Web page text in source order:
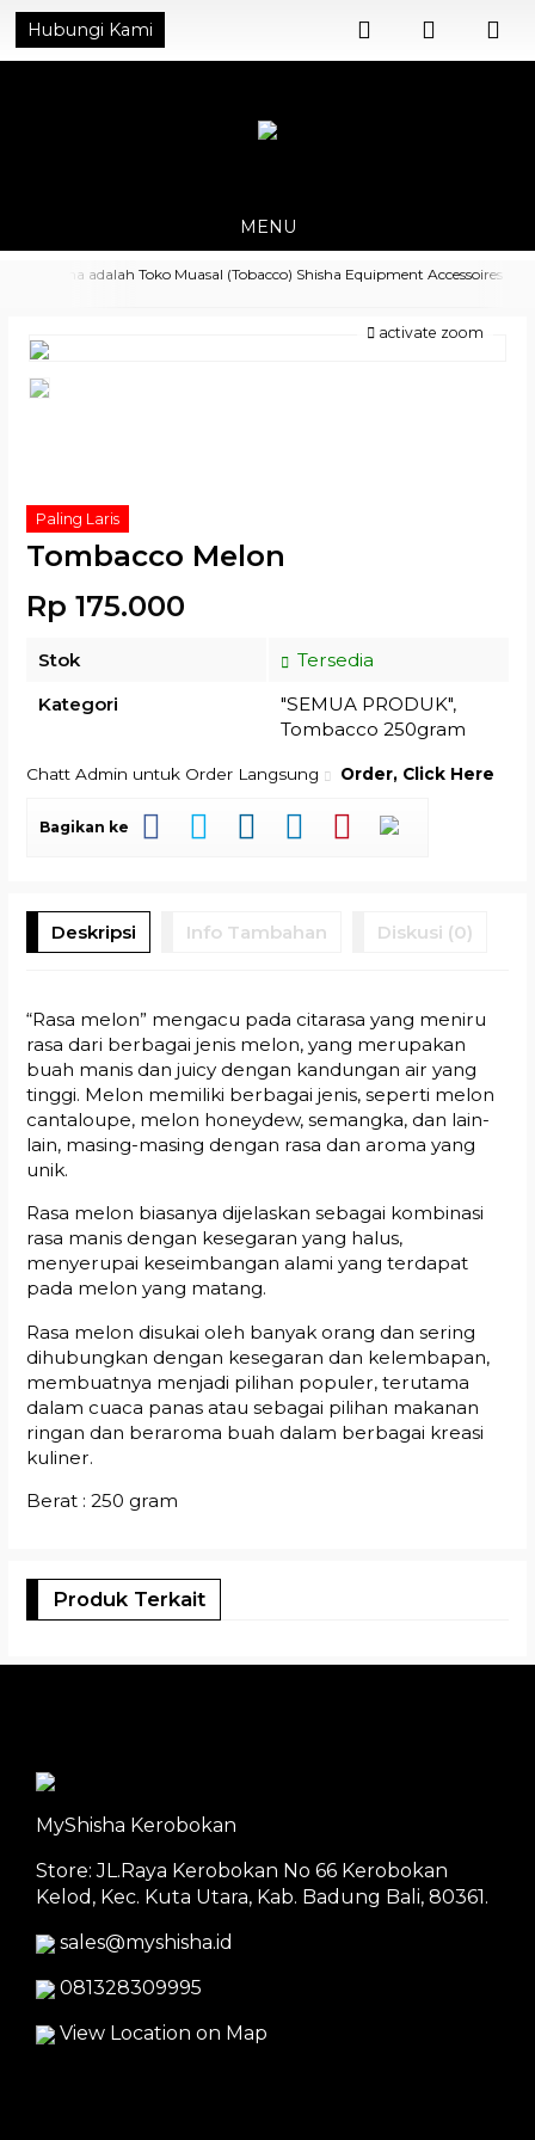
Hubungi Kami
MENU
MyShisha adalah Toko Muasal (Tobacco) Shisha Equipment Accessoires
8392
activate zoom
Paling Laris
Tombacco Melon
Rp 175.000
Stok
Tersedia
Kategori
"SEMUA PRODUK",
Tombacco 250gram
Chatt Admin untuk Order Langsung Order, Click Here
Bagikan ke
Deskripsi Info Tambahan Diskusi (0)
“Rasa melon” mengacu pada citarasa yang meniru
rasa dari berbagai jenis melon, yang merupakan
buah manis dan juicy dengan kandungan air yang
tinggi. Melon memiliki berbagai jenis, seperti melon
cantaloupe, melon honeydew, semangka, dan lain-
lain, masing-masing dengan rasa dan aroma yang
unik.
Rasa melon biasanya dijelaskan sebagai kombinasi
rasa manis dengan kesegaran yang halus,
menyerupai keseimbangan alami yang terdapat
pada melon yang matang.
Rasa melon disukai oleh banyak orang dan sering
dihubungkan dengan kesegaran dan kelembapan,
membuatnya menjadi pilihan populer, terutama
dalam cuaca panas atau sebagai pilihan makanan
ringan dan beraroma buah dalam berbagai kreasi
kuliner.
Berat : 250 gram
Produk Terkait
MyShisha Kerobokan
Store: JL.Raya Kerobokan No 66 Kerobokan
Kelod, Kec. Kuta Utara, Kab. Badung Bali, 80361.
sales@myshisha.id
081328309995
View Location on Map